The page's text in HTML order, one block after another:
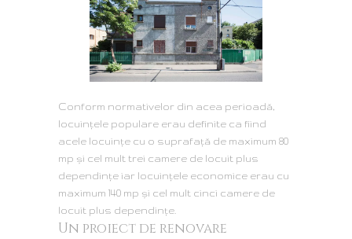
Conform normativelor din acea perioadă,
locuințele populare erau definite ca fiind
acele locuințe cu o suprafață de maximum 80
mp și cel mult trei camere de locuit plus
dependințe iar locuințele economice erau cu
maximum 140 mp și cel mult cinci camere de
locuit plus dependințe.
Un proiect de renovare